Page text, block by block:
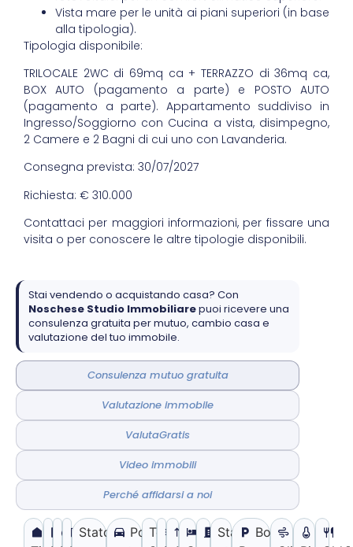
Vista mare per le unità ai piani superiori (in base
alla tipologia).
Tipologia disponibile:
TRILOCALE 2WC di 69mq ca + TERRAZZO di 36mq ca,
BOX AUTO (pagamento a parte) e POSTO AUTO
(pagamento a parte). Appartamento suddiviso in
Ingresso/Soggiorno con Cucina a vista, disimpegno,
2 Camere e 2 Bagni di cui uno con Lavanderia.
Consegna prevista: 30/07/2027
Richiesta: € 310.000
Contattaci per maggiori informazioni, per fissare una
visita o per conoscere le altre tipologie disponibili.
Stai vendendo o acquistando casa? Con
Noschese Studio Immobiliarepuoi ricevere una
consulenza gratuita per mutuo, cambio casa e
valutazione del tuo immobile.
Consulenza mutuo gratuita
Valutazione immobile
ValutaGratis
Video immobili
Perché affidarsi a noi
Stato di PostoTerrazzo:
Piani
Stato Box: